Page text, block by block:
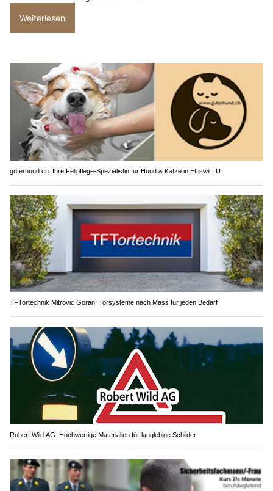
Weiterlesen
guterhund.ch: Ihre Fellpflege-Spezialistin für Hund & Katze in Ettiswil LU
TFTortechnik Mitrovic Goran: Torsysteme nach Mass für jeden Bedarf
Robert Wild AG: Hochwertige Materialien für langlebige Schilder